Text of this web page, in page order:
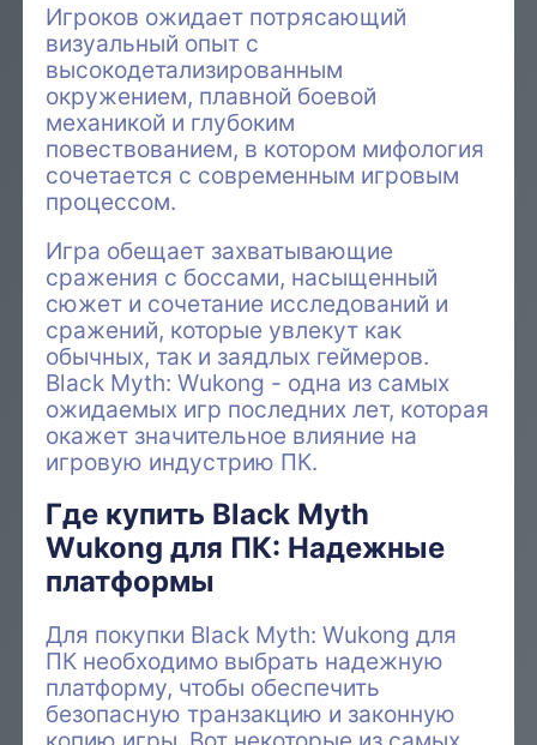
Игроков ожидает потрясающий
визуальный опыт с
высокодетализированным
окружением, плавной боевой
механикой и глубоким
повествованием, в котором мифология
сочетается с современным игровым
процессом.
Игра обещает захватывающие
сражения с боссами, насыщенный
сюжет и сочетание исследований и
сражений, которые увлекут как
обычных, так и заядлых геймеров.
Black Myth: Wukong - одна из самых
ожидаемых игр последних лет, которая
окажет значительное влияние на
игровую индустрию ПК.
Где купить Black Myth
Wukong для ПК: Надежные
платформы
Для покупки Black Myth: Wukong для
ПК необходимо выбрать надежную
платформу, чтобы обеспечить
безопасную транзакцию и законную